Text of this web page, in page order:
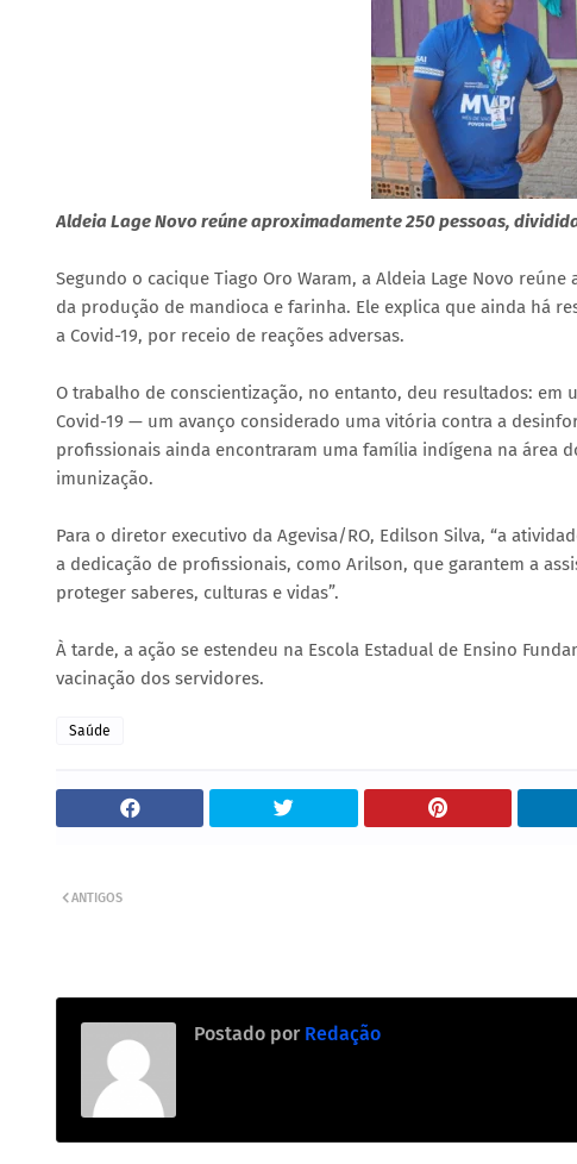
Aldeia Lage Novo reúne aproximadamente 250 pessoas,
Segundo o cacique Tiago Oro Waram, a Aldeia Lage Novo
da produção de mandioca e farinha. Ele explica que ainda há
a Covid-19, por receio de reações adversas.
O trabalho de conscientização, no entanto, deu resultados: em
Covid-19 — um avanço considerado uma vitória contra a
profissionais ainda encontraram uma família indígena na área
imunização.
Para o diretor executivo da Agevisa/RO, Edilson Silva, “a
a dedicação de profissionais, como Arilson, que garantem a
proteger saberes, culturas e vidas”.
À tarde, a ação se estendeu na Escola Estadual de Ensino
vacinação dos servidores.
Saúde
ANTIGOS
Postado por Redação